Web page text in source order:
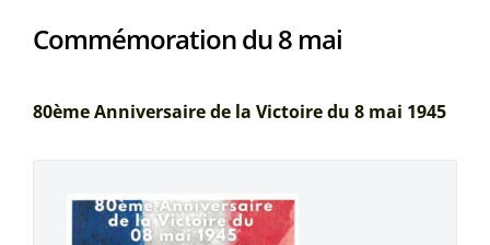
Commémoration du 8 mai
80ème Anniversaire de la Victoire du 8 mai 1945